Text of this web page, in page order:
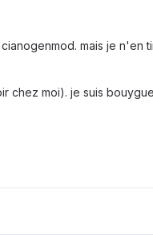
mais je
chez moi). je suis